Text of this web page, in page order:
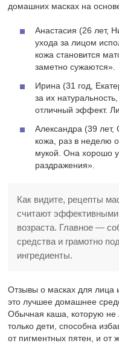
домашних масках на
Анастасия (26 лет,
ухода за лицом
кожа становится
заметно сужаются».
Ирина (31 год,
за их
отличный эффект.
Александра (39 лет,
кожа, раз в неделю
мукой. Она хорошо
раздражения».
Как видите, рецепты
считают
возраста. Главное —
средства и грамотно
ингредиенты.
Отзывы о масках для лица
это лучшее домашнее
Обычная каша, которую не
только дети, способна
от пигментных пятен, и от